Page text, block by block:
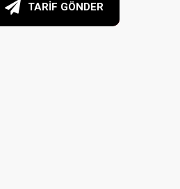
TARİF GÖNDER